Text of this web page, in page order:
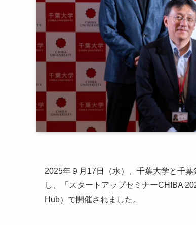
2025年９月17日（水）、千葉大学と千
し、「スタートアップセミナーCHIBA
Hub）で開催されました。